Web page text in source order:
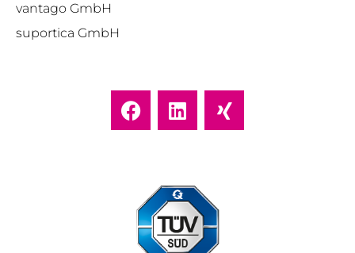
vantago GmbH
suportica GmbH